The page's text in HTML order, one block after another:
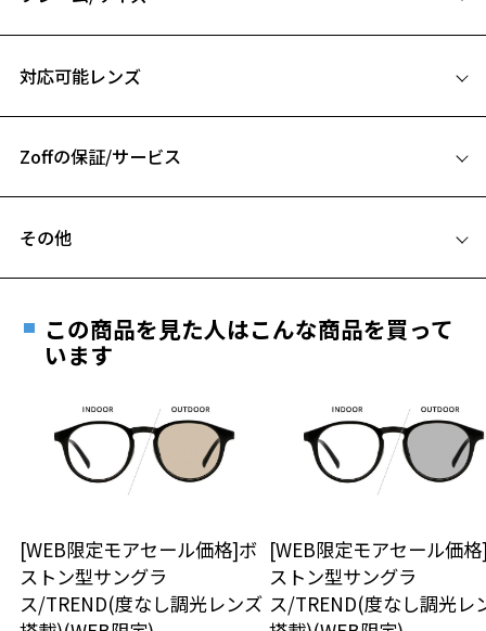
お気に入りリストは
こちら
外遊びを満喫できる、心地よいフィット感と高機能なレンズ。
さらに、ビンテージテイストのおしゃれなデザインで、普段の暮らし
ヴィンテージのディテールを取り入れつつ、アウトドアに適した機能
性はしっかりと残しました。
タウンユースにもオススメです。
【偏光サングラス】
反射光を軽減して、まぶしさを和らげるサングラス。
路面や水面などの反射光を軽減して、ギラつきを抑える偏光機能レン
ズを搭載。
【付属品】Original Case & Cleaning Cloth Set
全てのサングラスに、オリジナルのメガネケースとメガネ拭きがセッ
B ブリッジ(鼻部分)の横幅：23mm
仕上がり寸法
対応可能レンズ
フレームとレンズの合計料金を知りたい方へ
Zoffの保証/サービス
安心1 フレーム１年間品質保証
日または発送日より１年間修理又は交換させて頂
きます。
※保証期間内に交換が行われた場合、保証期間は初期の期間から
延長されません。
安心2 視力測定無料
視力の変化を早めに発見するために、定期的な視
力測定をおすすめいたします。
その他
ご希望のお客さまは、「レンズ交換券」をお選びのうえ、
最寄りのZoff実店舗にてレンズをお買い求めください。
※サングラスやパッケージ品では「レンズ交換券」はお選び
談ください。
オンラインストアでフレームのみ購入して、
実店舗で度付きにできます
ご購入時に「レンズ交換券」をお選びいただくと、実店舗で
この商品を見た人はこんな商品を買って
います
[WEB限定モアセール価格]ボ
ストン型サングラ
ス/TREND(度なし調光レンズ
[WEB限定モアセール価
ストン型サングラ
ス/TREND(度なし調光レ